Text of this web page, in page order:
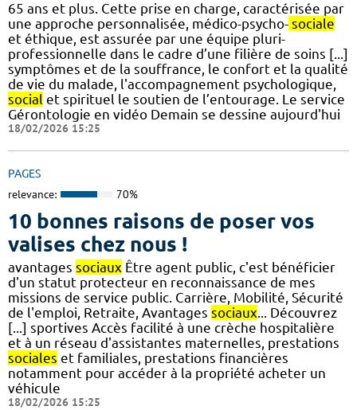
65 ans et plus. Cette prise en charge, caractérisée par
une approche personnalisée, médico-psycho- sociale
et éthique, est assurée par une équipe pluri-
professionnelle dans le cadre d’une filière de soins [...]
symptômes et de la souffrance, le confort et la qualité
de vie du malade, l'accompagnement psychologique,
social et spirituel le soutien de l’entourage. Le service
Gérontologie en vidéo Demain se dessine aujourd'hui
18/02/2026 15:25
PAGES
relevance: 70%
10 bonnes raisons de poser vos
valises chez nous !
avantages sociaux Être agent public, c'est bénéficier
d'un statut protecteur en reconnaissance de mes
missions de service public. Carrière, Mobilité, Sécurité
de l'emploi, Retraite, Avantages sociaux... Découvrez
[...] sportives Accès facilité à une crèche hospitalière
et à un réseau d'assistantes maternelles, prestations
sociales et familiales, prestations financières
notamment pour accéder à la propriété acheter un
véhicule
18/02/2026 15:25